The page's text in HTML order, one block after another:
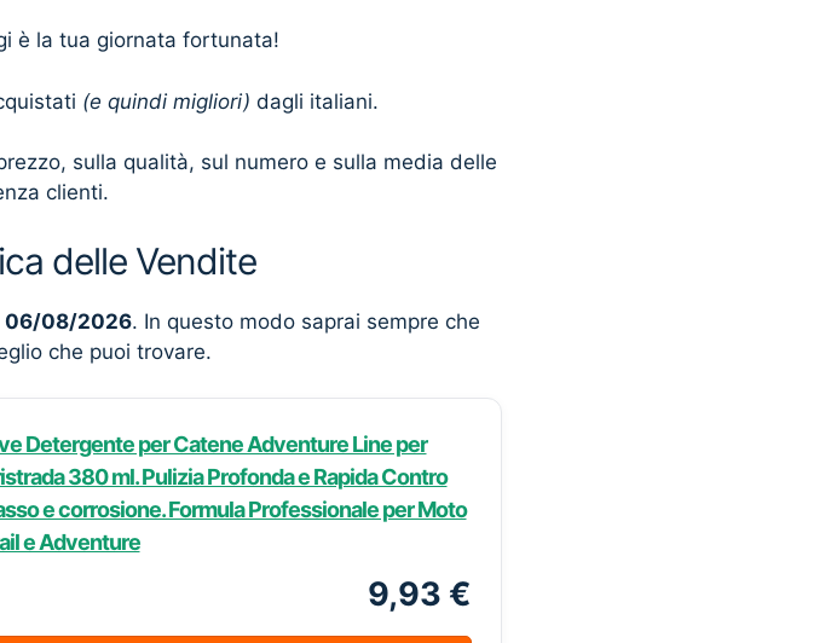
è la tua giornata fortunata!
(e quindi migliori) dagli italiani.
sulla qualità, sul numero e sulla media delle
clienti.
delle Vendite
06/08/2026. In questo modo saprai sempre che
che puoi trovare.
Detergente per Catene Adventure Line per
380 ml. Pulizia Profonda e Rapida Contro
e corrosione. Formula Professionale per Moto
e Adventure
9,93 €